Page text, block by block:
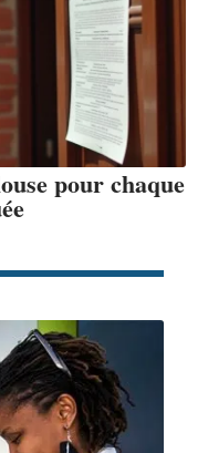
pour chaque